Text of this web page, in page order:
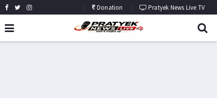
Donation Pratyek News Live TV